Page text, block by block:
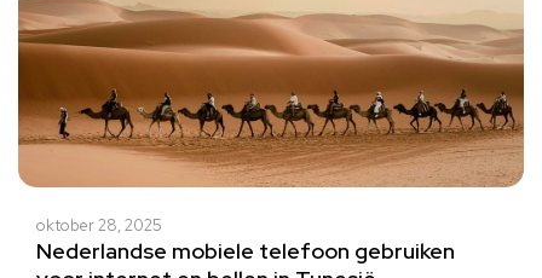
oktober 28, 2025
Nederlandse mobiele telefoon gebruiken